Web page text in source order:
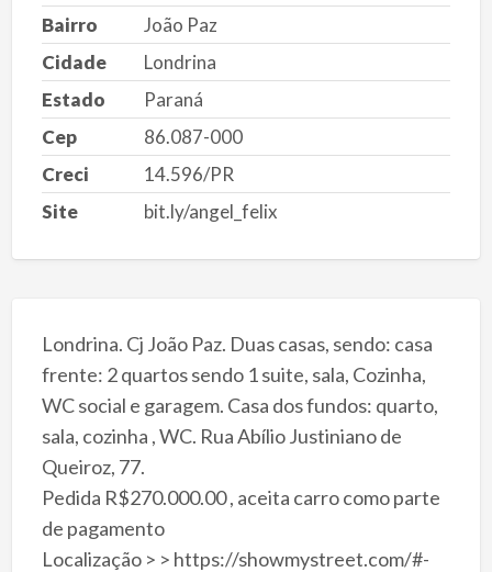
Bairro
João Paz
Cidade
Londrina
Estado
Paraná
Cep
86.087-000
Creci
14.596/PR
Site
bit.ly/angel_felix
Londrina. Cj João Paz. Duas casas, sendo: casa
frente: 2 quartos sendo 1 suite, sala, Cozinha,
WC social e garagem. Casa dos fundos: quarto,
sala, cozinha , WC. Rua Abílio Justiniano de
Queiroz, 77.
Pedida R$270.000.00 , aceita carro como parte
de pagamento
Localização > > https://showmystreet.com/#-